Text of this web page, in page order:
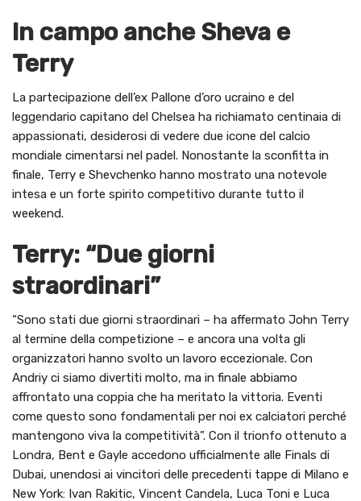
In campo anche Sheva e
Terry
La partecipazione dell’ex Pallone d’oro ucraino e del
leggendario capitano del Chelsea ha richiamato centinaia di
appassionati, desiderosi di vedere due icone del calcio
mondiale cimentarsi nel padel. Nonostante la sconfitta in
finale, Terry e Shevchenko hanno mostrato una notevole
intesa e un forte spirito competitivo durante tutto il
weekend.
Terry: “Due giorni
straordinari”
“Sono stati due giorni straordinari – ha affermato John Terry
al termine della competizione – e ancora una volta gli
organizzatori hanno svolto un lavoro eccezionale. Con
Andriy ci siamo divertiti molto, ma in finale abbiamo
affrontato una coppia che ha meritato la vittoria. Eventi
come questo sono fondamentali per noi ex calciatori perché
mantengono viva la competitività”. Con il trionfo ottenuto a
Londra, Bent e Gayle accedono ufficialmente alle Finals di
Dubai, unendosi ai vincitori delle precedenti tappe di Milano e
New York: Ivan Rakitic, Vincent Candela, Luca Toni e Luca